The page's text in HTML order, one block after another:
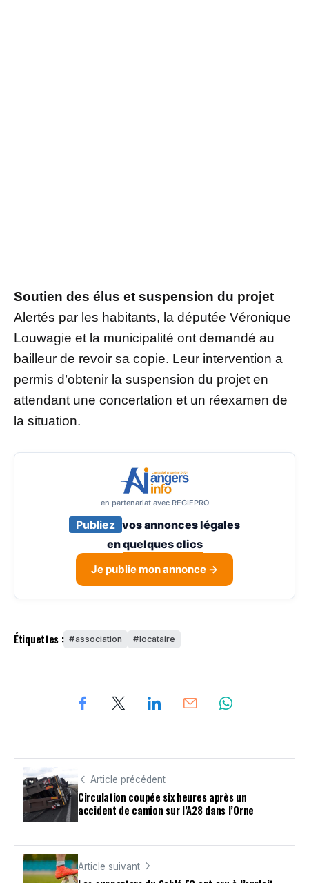
Soutien des élus et suspension du projet
Alertés par les habitants, la députée Véronique
Louwagie et la municipalité ont demandé au
bailleur de revoir sa copie. Leur intervention a
permis d’obtenir la suspension du projet en
attendant une concertation et un réexamen de
la situation.
en partenariat avec REGIEPRO
Publiez vos annonces légales
enquelques clics
Je publie mon annonce →
Étiquettes : association locataire
Article précédent
Circulation coupée six heures après un
accident de camion sur l’A28 dans l’Orne
Article suivant